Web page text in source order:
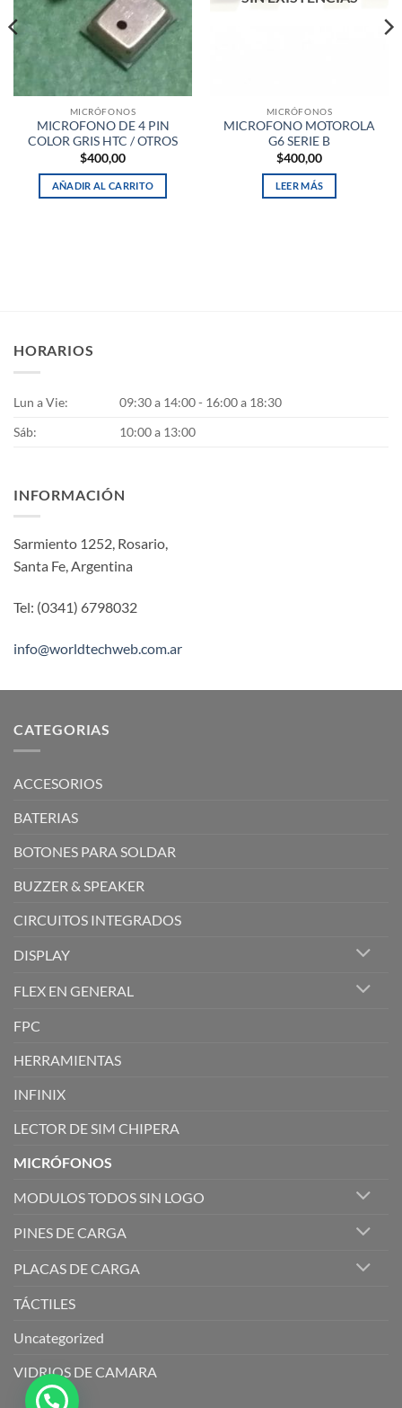
MICRÓFONOS
MICROFONO DE 4 PIN
COLOR GRIS HTC / OTROS
$400,00
AÑADIR AL CARRITO
MICRÓFONOS
MICROFONO MOTOROLA
G6 SERIE B
$400,00
LEER MÁS
HORARIOS
Lun a Vie:
09:30 a 14:00 - 16:00 a 18:30
Sáb:
10:00 a 13:00
INFORMACIÓN
Sarmiento 1252, Rosario,
Santa Fe, Argentina
Tel: (0341) 6798032
info@worldtechweb.com.ar
CATEGORIAS
ACCESORIOS
BATERIAS
BOTONES PARA SOLDAR
BUZZER & SPEAKER
CIRCUITOS INTEGRADOS
DISPLAY
FLEX EN GENERAL
FPC
HERRAMIENTAS
INFINIX
LECTOR DE SIM CHIPERA
MICRÓFONOS
MODULOS TODOS SIN LOGO
PINES DE CARGA
PLACAS DE CARGA
TÁCTILES
Uncategorized
VIDRIOS DE CAMARA